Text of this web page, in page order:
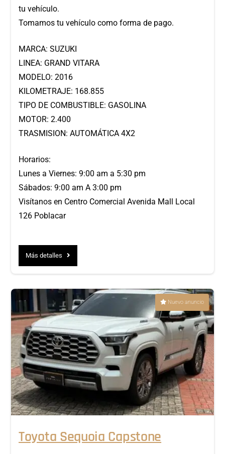
tu vehículo.
Tomamos tu vehículo como forma de pago.
MARCA: SUZUKI
LINEA: GRAND VITARA
MODELO: 2016
KILOMETRAJE: 168.855
TIPO DE COMBUSTIBLE: GASOLINA
MOTOR: 2.400
TRASMISION: AUTOMÁTICA 4X2
Horarios:
Lunes a Viernes: 9:00 am a 5:30 pm
Sábados: 9:00 am A 3:00 pm
Visítanos en Centro Comercial Avenida Mall Local
126 Poblacar
Más detalles
Nuevo anuncio
Toyota Sequoia Capstone